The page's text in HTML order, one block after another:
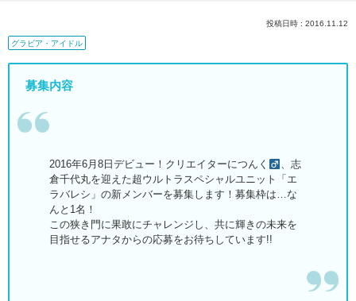
投稿日時 : 2016.11.12
グラビア・アイドル
募集内容
2016年6月8日デビュー！クリエイターにつんく
、志
倉千代丸を迎えた超ウルトラスペシャルユニット「エ
ラバレシ」の新メンバーを募集します！募集枠は…な
んと1名！
この狭き門に果敢にチャレンジし、共に輝きの未来を
目指せるアナタからの応募をお待ちしています!!